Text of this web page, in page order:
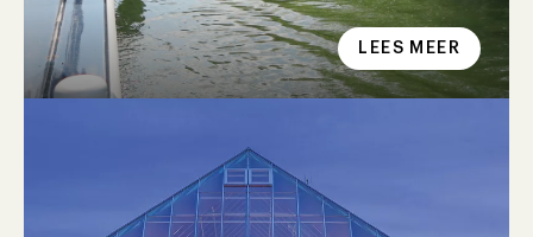
Zin om het water op te gaan?
Stap aan boord van de
Fluisterboot ‘de IJsvogel’ en laat
LEES MEER